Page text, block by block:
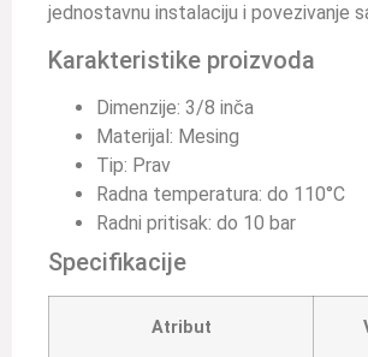
jednostavnu instalaciju i povezivanje
Karakteristike proizvoda
Dimenzije: 3/8 inča
Materijal: Mesing
Tip: Prav
Radna temperatura: do 110°C
Radni pritisak: do 10 bar
Specifikacije
Atribut